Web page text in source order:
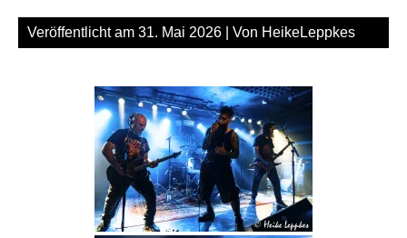
Veröffentlicht am 31. Mai 2026 | Von HeikeLeppkes